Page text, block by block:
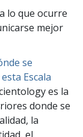
lo que ocurre
mejor
se
Escala
es la
donde se
la